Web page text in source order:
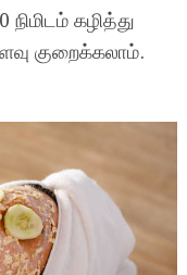
கழித்து
குறைக்கலாம்.